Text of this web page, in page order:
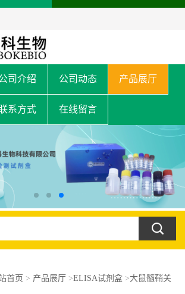
司介绍 公司动态 产品展厅
系方式 在线留言
首页 > 产品展厅 >ELISA试剂盒>大鼠髓鞘关